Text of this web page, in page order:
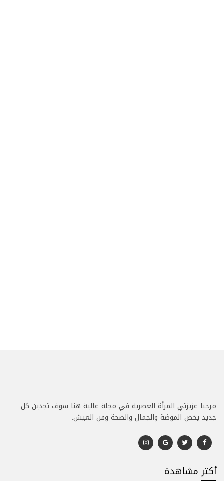
مرحبا عزيزتي المرأة العصرية في مجلة عالية هنا سوف تجدين كل
جديد يخص الموضة والجمال والصحة وفن العيش.
أكتر مشاهدة